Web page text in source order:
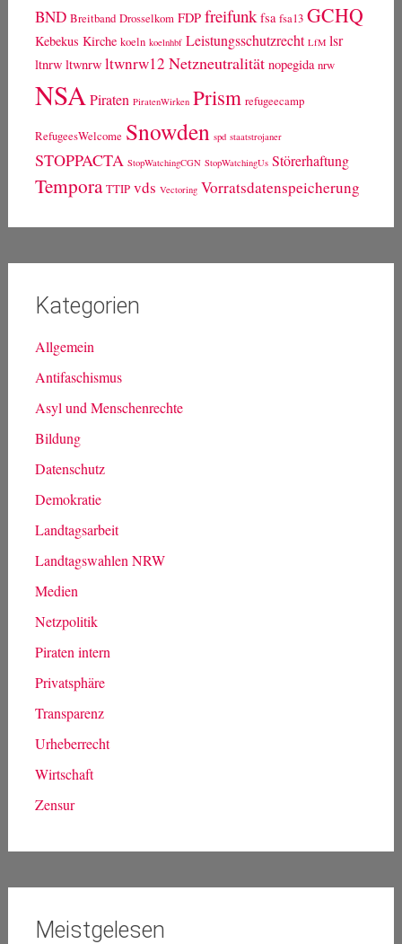
BND Breitband Drosselkom FDP freifunk fsa fsa13 GCHQ
Kebekus Kirche koeln koelnhbf Leistungsschutzrecht LfM lsr
ltnrw ltwnrw ltwnrw12 Netzneutralität nopegida nrw
NSA Piraten PiratenWirken Prism refugeecamp
RefugeesWelcome Snowden spd staatstrojaner
STOPPACTA StopWatchingCGN StopWatchingUs Störerhaftung
Tempora TTIP vds Vectoring Vorratsdatenspeicherung
Kategorien
Allgemein
Antifaschismus
Asyl und Menschenrechte
Bildung
Datenschutz
Demokratie
Landtagsarbeit
Landtagswahlen NRW
Medien
Netzpolitik
Piraten intern
Privatsphäre
Transparenz
Urheberrecht
Wirtschaft
Zensur
Meistgelesen